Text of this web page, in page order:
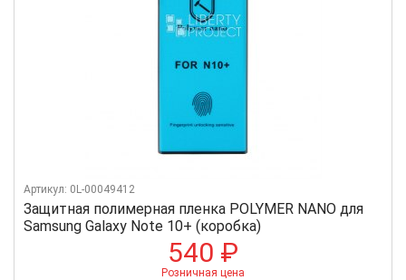
Защитная полимерная пленка POLYMER NANO для
Samsung Galaxy Note 10+ (коробка)
Артикул: 0L-00049412
540 ₽
Розничная цена